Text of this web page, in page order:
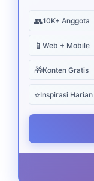
👥10K+ Anggota
📱 Web + Mobile
🎁Konten Gratis
⭐Inspirasi Harian